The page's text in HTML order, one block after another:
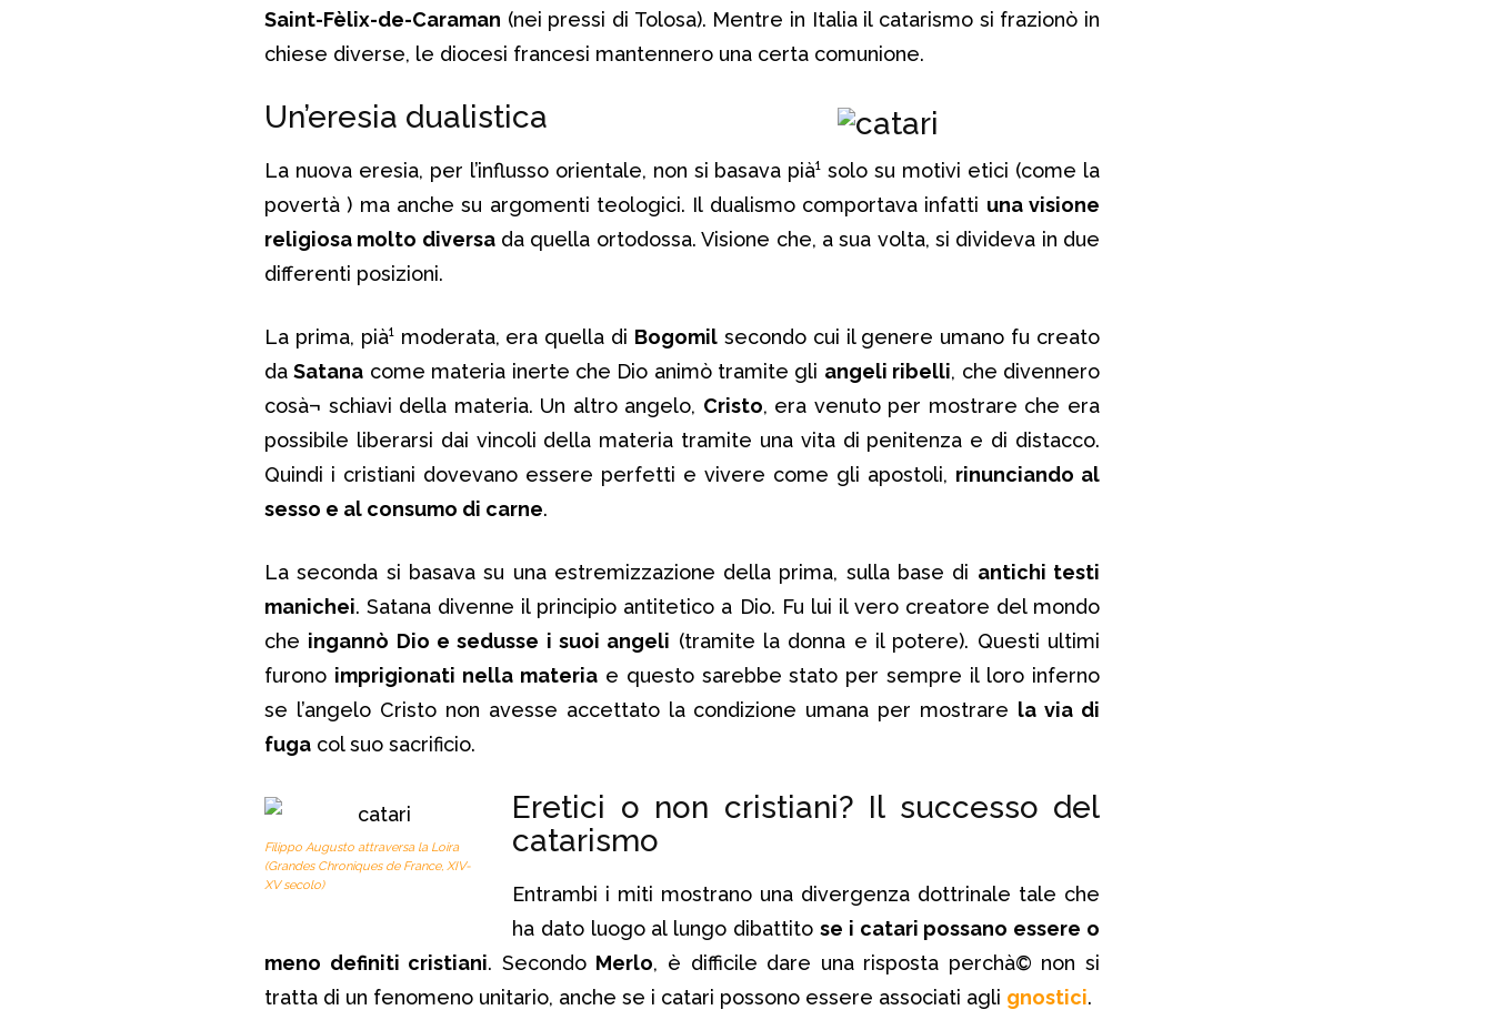
Saint-Fèlix-de-Caraman (nei pressi di Tolosa). Mentre in Italia il catarismo si frazionò in
chiese diverse, le diocesi francesi mantennero una certa comunione.
Un’eresia dualistica
La nuova eresia, per l’influsso orientale, non si basava pià¹ solo su motivi etici (come la
povertà ) ma anche su argomenti teologici. Il dualismo comportava infatti una visione
religiosa molto diversada quella ortodossa. Visione che, a sua volta, si divideva in due
differenti posizioni.
La prima, pià¹ moderata, era quella di Bogomil secondo cui il genere umano fu creato
daSatana come materia inerte che Dio animò tramite gli angeli ribelli, che divennero
cosà¬ schiavi della materia. Un altro angelo, Cristo, era venuto per mostrare che era
possibile liberarsi dai vincoli della materia tramite una vita di penitenza e di distacco.
Quindi i cristiani dovevano essere perfetti e vivere come gli apostoli, rinunciando al
sesso e al consumo di carne.
La seconda si basava su una estremizzazione della prima, sulla base di antichi testi
manichei. Satana divenne il principio antitetico a Dio. Fu lui il vero creatore del mondo
che ingannò Dio e sedusse i suoi angeli (tramite la donna e il potere). Questi ultimi
furono imprigionati nella materiae questo sarebbe stato per sempre il loro inferno
se l’angelo Cristo non avesse accettato la condizione umana per mostrare la via di
fuga col suo sacrificio.
Filippo Augusto attraversa la Loira
(Grandes Chroniques de France, XIV-
XV secolo)
Eretici o non cristiani? Il successo del
catarismo
Entrambi i miti mostrano una divergenza dottrinale tale che
ha dato luogo al lungo dibattito se i catari possano essere o
meno definiti cristiani. Secondo Merlo, è difficile dare una risposta perchà© non si
tratta di un fenomeno unitario, anche se i catari possono essere associati agli gnostici.